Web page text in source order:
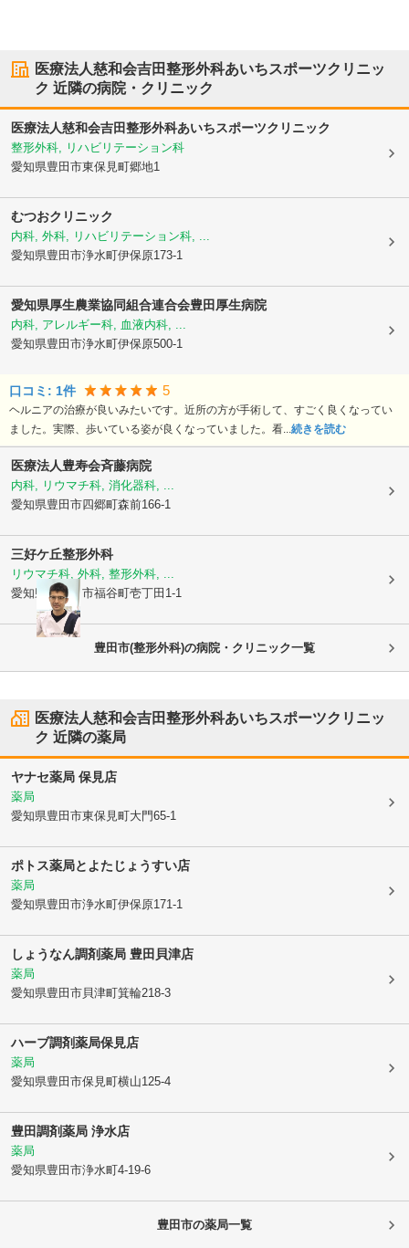
医療法人慈和会吉田整形外科あいちスポーツクリニッ
ク 近隣の病院・クリニック
医療法人慈和会吉田整形外科あいちスポーツクリニック
整形外科, リハビリテーション科
愛知県豊田市東保見町郷地1
むつおクリニック
内科, 外科, リハビリテーション科, ...
愛知県豊田市浄水町伊保原173-1
愛知県厚生農業協同組合連合会豊田厚生病院
内科, アレルギー科, 血液内科, ...
愛知県豊田市浄水町伊保原500-1
口コミ: 1件 5
ヘルニアの治療が良いみたいです。近所の方が手術して、すごく良くなってい
ました。実際、歩いている姿が良くなっていました。看... 続きを読む
医療法人豊寿会斉藤病院
内科, リウマチ科, 消化器科, ...
愛知県豊田市四郷町森前166-1
三好ケ丘整形外科
リウマチ科, 外科, 整形外科, ...
愛知県みよし市福谷町壱丁田1-1
豊田市(整形外科)の病院・クリニック一覧
医療法人慈和会吉田整形外科あいちスポーツクリニッ
ク 近隣の薬局
ヤナセ薬局 保見店
薬局
愛知県豊田市東保見町大門65-1
ポトス薬局とよたじょうすい店
薬局
愛知県豊田市浄水町伊保原171-1
しょうなん調剤薬局 豊田貝津店
薬局
愛知県豊田市貝津町箕輪218-3
ハーブ調剤薬局保見店
薬局
愛知県豊田市保見町横山125-4
豊田調剤薬局 浄水店
薬局
愛知県豊田市浄水町4-19-6
豊田市の薬局一覧